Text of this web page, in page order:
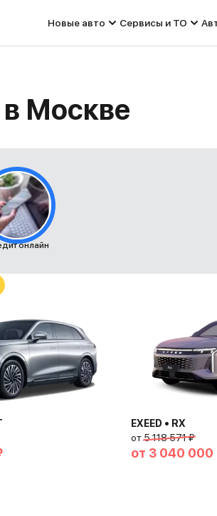
Новые авто Сервисы и ТО
в Москве
онлайн
EXEED • RX
от5 118 571 ₽
от 3 040 000